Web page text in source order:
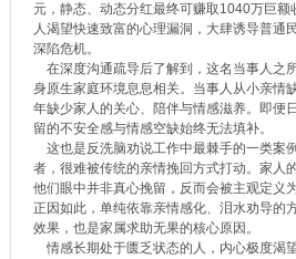
元，静态、动态分红最终可赚取1040万巨额
人渴望快速致富的心理漏洞，大肆诱导普通
深陷危机。
在深度沟通疏导后了解到，这名当事人之
身原生家庭环境息息相关。当事人从小亲情
年缺少家人的关心、陪伴与情感滋养。即便
留的不安全感与情感空缺始终无法填补。
这也是反洗脑劝说工作中最棘手的一类案
者，很难被传统的亲情挽回方式打动。家人
他们眼中并非真心挽留，反而会被主观定义
正因如此，单纯依靠亲情感化、泪水劝导的
效果，也是家属求助无果的核心原因。
情感长期处于匮乏状态的人，内心极度渴